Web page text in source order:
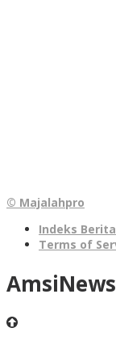
© Majalahpro
Indeks Berita
Terms of
AmsiNews